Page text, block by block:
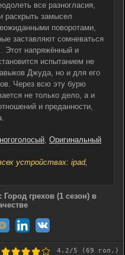
все разногласия,
раскрыть замысел
поворотами,
заставляют сомневаться
Этот напряжённый и
испытанием не
Джуда, но и для его
Через всю эту бурю
не только дело, а и
и преданности,
, Оригинальный
устройствах: ipad,
грехов (1 сезон) в
4.2/5 (69 гол.)